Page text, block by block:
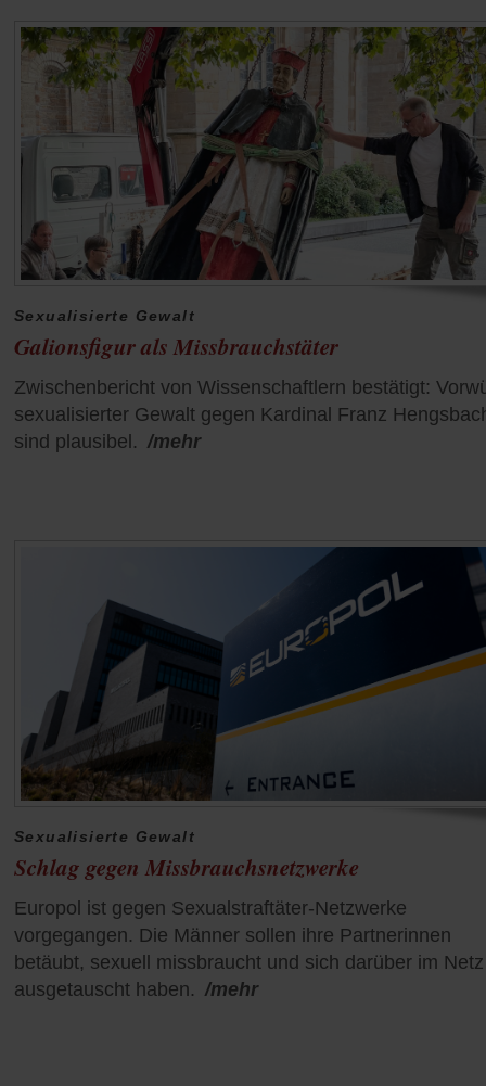
Sexualisierte Gewalt
Galionsfigur als Missbrauchstäter
Zwischenbericht von Wissenschaftlern bestätigt:
sexualisierter Gewalt gegen Kardinal Franz
sind plausibel. /mehr
Sexualisierte Gewalt
Schlag gegen Missbrauchsnetzwerke
Europol ist gegen Sexualstraftäter-Netzwerke
vorgegangen. Die Männer sollen ihre Partnerinnen
betäubt, sexuell missbraucht und sich darüber im Netz
ausgetauscht haben. /mehr